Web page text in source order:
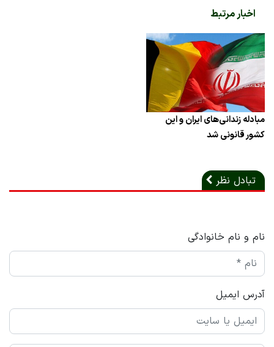
اخبار مرتبط
مبادله زندانی‌های ایران و این
کشور قانونی شد
تبادل نظر
نام و نام خانوادگی
آدرس ایمیل